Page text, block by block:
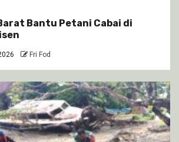
Bantu Petani Cabai di
Fri Fod